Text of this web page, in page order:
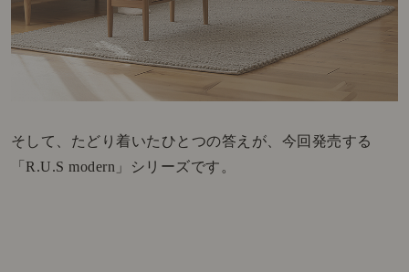
そして、たどり着いたひとつの答えが、今回発売する
「R.U.S modern」シリーズです。